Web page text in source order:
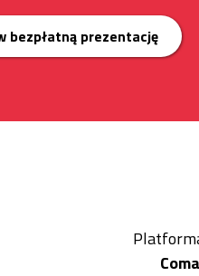
bezpłatną prezentację